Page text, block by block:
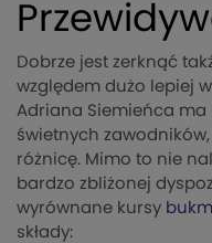
Dobrze jest zerknąć
względem dużo lepiej
Adriana Siemieńca ma
świetnych
różnicę. Mimo to nie
bardzo zbliżonej
wyrównane kursy
składy: